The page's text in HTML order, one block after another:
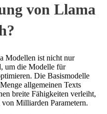
von Llama
Modellen ist nicht nur
um die Modelle für
Die Basismodelle
allgemeinen Texts
breite Fähigkeiten verleiht,
Milliarden Parametern.